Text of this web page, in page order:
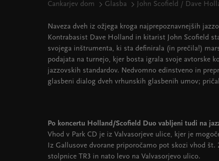
Cankarjev dom Glasba John Scofield / Dave
Naveza dveh iz ožjega kroga najprepoznavnejših
Kontrabasist Dave Holland in kitarist John Scofield
svojega inštrumenta, ki sta definirala (in prečila!)
podajata na turnejo, kjer bosta igrala svoje avtorske
jazzovskih standardov. Nedvomno edinstveno in
glasbeni dialog dveh vrhunskih glasbenih umov;
Po koncertu Holland/Scofield Duo vabljeni tudi na
Vhod v Park CD je iz Valvasorjeve ulice, kjer je
Iz Gallusove dvorane priporočamo pot skozi vhod št.
stolpnice TR3 in nato levo na Valvasorjevo ulico.